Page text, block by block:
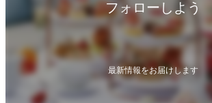
フォローしよう
最新情報をお届けします